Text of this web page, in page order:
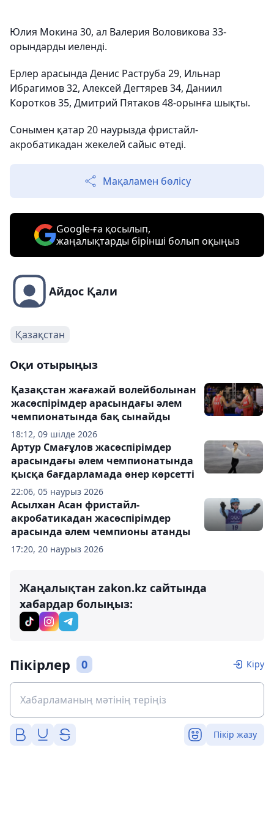
Юлия Мокина 30, ал Валерия Воловикова 33-
орындарды иеленді.
Ерлер арасында Денис Раструба 29, Ильнар
Ибрагимов 32, Алексей Дегтярев 34, Даниил
Коротков 35, Дмитрий Пятаков 48-орынға шықты.
Сонымен қатар 20 наурызда фристайл-
акробатикадан жекелей сайыс өтеді.
Мақаламен бөлісу
Google-ға қосылып,
жаңалықтарды бірінші болып оқыңыз
Айдос Қали
Қазақстан
Оқи отырыңыз
18:12, 09 шілде 2026
Қазақстан жағажай волейболынан
жасөспірімдер арасындағы әлем
чемпионатында бақ сынайды
22:06, 05 наурыз 2026
Артур Смағұлов жасөспірімдер
арасындағы әлем чемпионатында
қысқа бағдарламада өнер көрсетті
17:20, 20 наурыз 2026
Асылхан Асан фристайл-
акробатикадан жасөспірімдер
арасында әлем чемпионы атанды
Жаңалықтан zakon.kz сайтында
хабардар болыңыз:
Пікірлер 0 Кіру
Пікір жазу